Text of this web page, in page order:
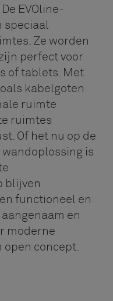
EVOline-
Ze worden
perfect voor
of tablets. Met
kabelgoten
ruimte
ruimtes
Of het nu op de
is
blijven
functioneel en
en
moderne
concept.